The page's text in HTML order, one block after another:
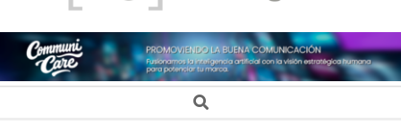
ACTUALIDAD
DIGITAL Search